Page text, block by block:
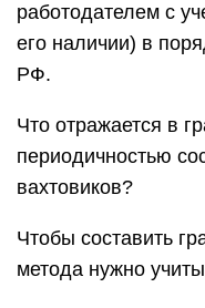
работодателем с
его наличии) в
РФ.
Что отражается в
периодичностью
вахтовиков?
Чтобы составить
метода нужно